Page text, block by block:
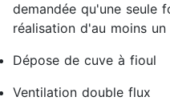
demandée qu'une seule
réalisation d'au moins
Dépose de cuve à fioul
Ventilation double flux